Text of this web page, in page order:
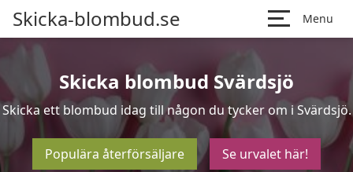
Skicka-blombud.se Menu
Skicka blombud Svärdsjö
Skicka ett blombud idag till någon du tycker om i Svärdsjö.
Populära återförsäljare Se urvalet här!